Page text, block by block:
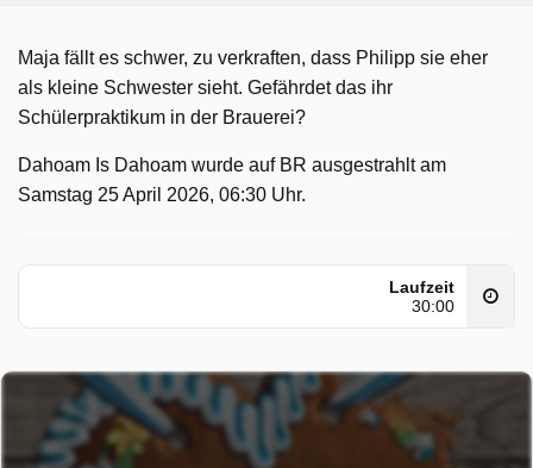
Maja fällt es schwer, zu verkraften, dass Philipp sie eher
als kleine Schwester sieht. Gefährdet das ihr
Schülerpraktikum in der Brauerei?
Dahoam Is Dahoam wurde auf BR ausgestrahlt am
Samstag 25 April 2026, 06:30 Uhr.
Laufzeit
30:00